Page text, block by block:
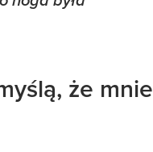
że mnie